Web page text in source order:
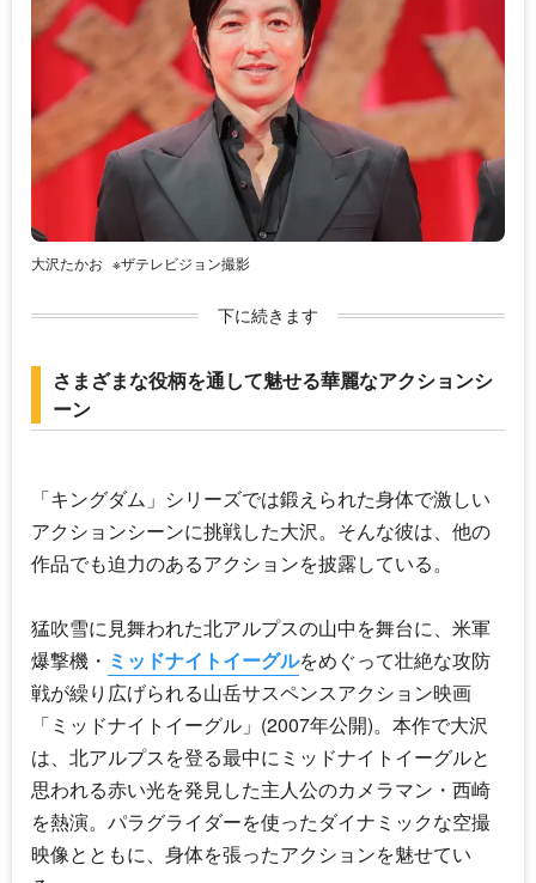
大沢たかお ※ザテレビジョン撮影
下に続きます
さまざまな役柄を通して魅せる華麗なアクションシ
ーン
「キングダム」シリーズでは鍛えられた身体で激しい
アクションシーンに挑戦した大沢。そんな彼は、他の
作品でも迫力のあるアクションを披露している。
猛吹雪に見舞われた北アルプスの山中を舞台に、米軍
爆撃機・ ミッドナイトイーグルをめぐって壮絶な攻防
戦が繰り広げられる山岳サスペンスアクション映画
「 ミッドナイトイーグル 」(2007年公開)。本作で大沢
は、北アルプスを登る最中に ミッドナイトイーグルと
思われる赤い光を発見した主人公のカメラマン・西崎
を熱演。パラグライダーを使ったダイナミックな空撮
映像とともに、身体を張ったアクションを魅せてい